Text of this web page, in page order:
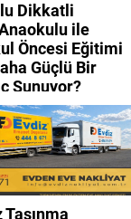
Dikkatli
ile
Öncesi Eğitimi
Güçlü Bir
Sunuyor?
Taşınma